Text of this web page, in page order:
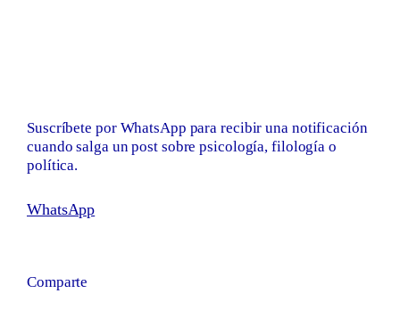
Suscríbete por WhatsApp para recibir una notificación
cuando salga un post sobre psicología, filología o
política.
WhatsApp
Comparte